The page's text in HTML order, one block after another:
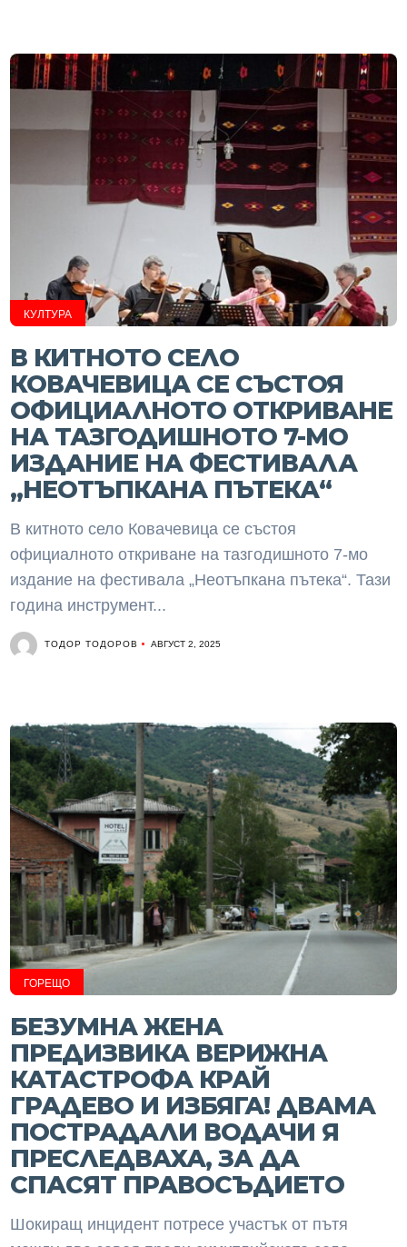
КУЛТУРА
В КИТНОТО СЕЛО
КОВАЧЕВИЦА СЕ СЪСТОЯ
ОФИЦИАЛНОТО ОТКРИВАНЕ
НА ТАЗГОДИШНОТО 7-МО
ИЗДАНИЕ НА ФЕСТИВАЛА
„НЕОТЪПКАНА ПЪТЕКА“
В китното село Ковачевица се състоя
официалното откриване на тазгодишното 7-мо
издание на фестивала „Неотъпкана пътека“. Тази
година инструмент...
ТОДОР ТОДОРОВ АВГУСТ 2, 2025
ГОРЕЩО
БЕЗУМНА ЖЕНА
ПРЕДИЗВИКА ВЕРИЖНА
КАТАСТРОФА КРАЙ
ГРАДЕВО И ИЗБЯГА! ДВАМА
ПОСТРАДАЛИ ВОДАЧИ Я
ПРЕСЛЕДВАХА, ЗА ДА
СПАСЯТ ПРАВОСЪДИЕТО
Шокиращ инцидент потресе участък от пътя